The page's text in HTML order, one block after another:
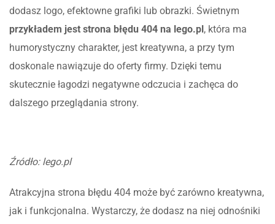
dodasz logo, efektowne grafiki lub obrazki. Świetnym
przykładem jest strona błędu 404 na lego.pl, która ma
humorystyczny charakter, jest kreatywna, a przy tym
doskonale nawiązuje do oferty firmy. Dzięki temu
skutecznie łagodzi negatywne odczucia i zachęca do
dalszego przeglądania strony.
Źródło: lego.pl
Atrakcyjna strona błędu 404 może być zarówno kreatywna,
jak i funkcjonalna. Wystarczy, że dodasz na niej odnośniki